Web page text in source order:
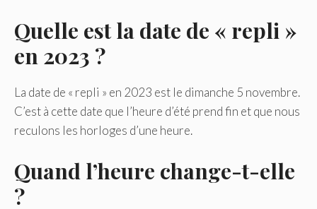
Quelle est la date de « repli »
en 2023 ?
La date de « repli » en 2023 est le dimanche 5 novembre.
C’est à cette date que l’heure d’été prend fin et que nous
reculons les horloges d’une heure.
Quand l’heure change-t-elle
?